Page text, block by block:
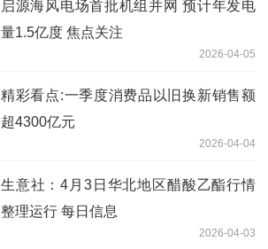
启源海风电场首批机组并网 预计年发电
量1.5亿度 焦点关注
2026-04-05
精彩看点:一季度消费品以旧换新销售额
超4300亿元
2026-04-04
生意社：4月3日华北地区醋酸乙酯行情
整理运行 每日信息
2026-04-03